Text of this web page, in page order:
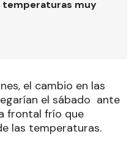
temperaturas muy
el cambio en las
el sábado ante
frontal frío que
las temperaturas.